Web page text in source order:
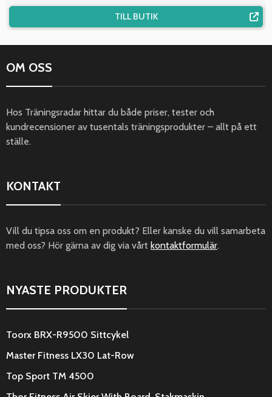
TILL BUTIK
OM OSS
Hos Träningsradar hittar du både priser, tester och
kundrecensioner av tusentals träningsprodukter – allt på ett
ställe.
KONTAKT
Vill du tipsa oss om en produkt? Eller kanske du vill samarbeta
med oss? Hör gärna av dig via vårt kontaktformulär.
NYASTE PRODUKTER
Toorx BRX-R9500 Sittcykel
Master Fitness LX30 Lat-Row
Top Sport TM 4500